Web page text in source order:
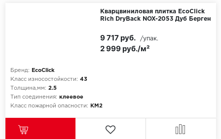
Кварцвиниловая плитка EcoClick
Rich DryBack NOX-2053 Дуб Берген
Бренд:
EcoClick
Класс износостойкости: 43
Толщина,мм: 2.5
Тип соединения: клеевое
Класс пожарной опасности:
КМ2
2 999 руб./м²
9 717 руб. /упак.